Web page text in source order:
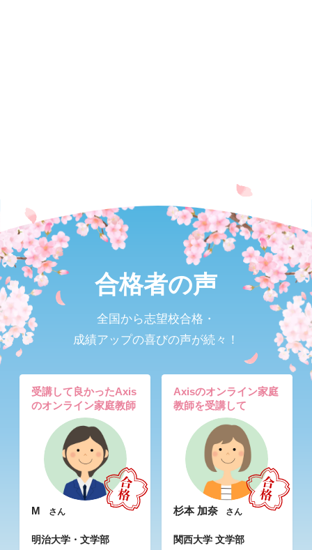
合格者の声
全国から志望校合格・
成績アップの喜びの声が続々！
受講して良かったAxis
のオンライン家庭教師
M さん
明治大学・文学部
Axisのオンライン家庭
教師を受講して
杉本 加奈 さん
関西大学 文学部